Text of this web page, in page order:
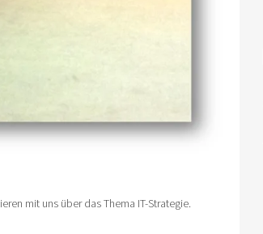
mit uns über das Thema IT-Strategie.